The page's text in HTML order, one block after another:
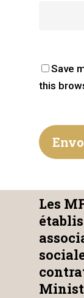
Save
this
Les